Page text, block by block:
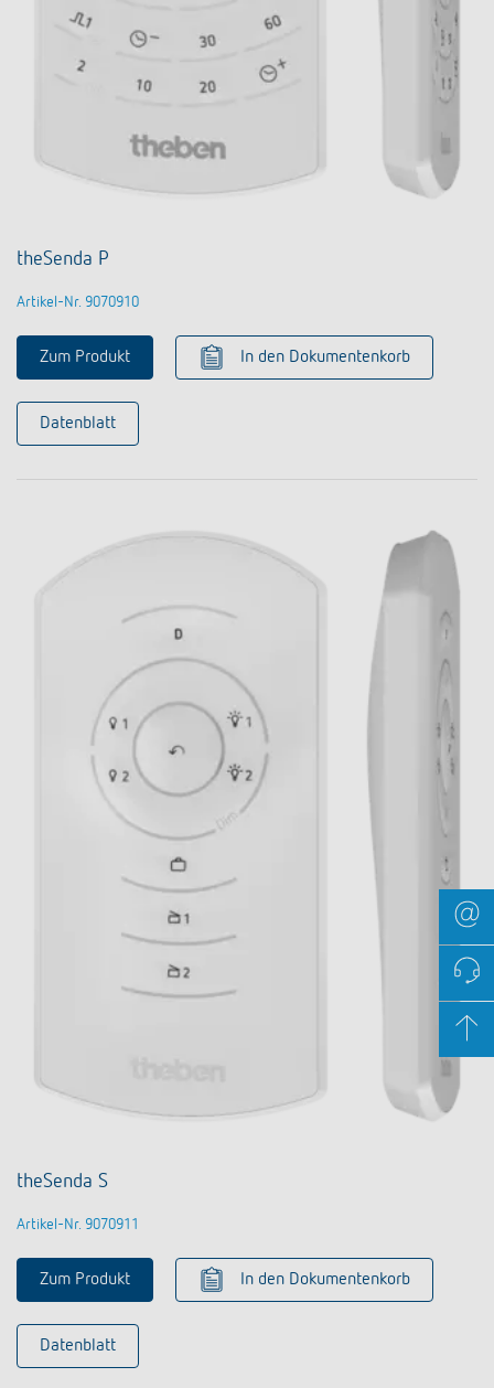
theSenda P
Artikel-Nr. 9070910
Zum Produkt In den Dokumentenkorb
Datenblatt
theSenda S
Artikel-Nr. 9070911
Zum Produkt In den Dokumentenkorb
Datenblatt